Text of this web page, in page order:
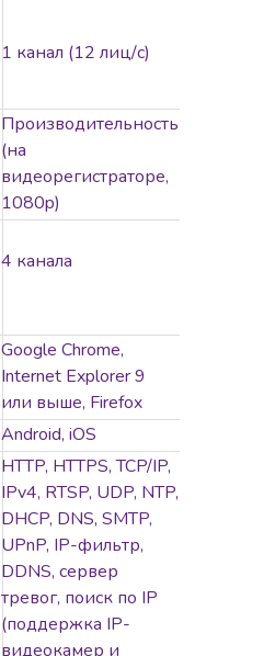
1 канал (12 лиц/с)
Производительность
(на
видеорегистраторе,
1080p)
4 канала
Google Chrome,
Internet Explorer 9
или выше, Firefox
Android, iOS
HTTP, HTTPS, TCP/IP,
IPv4, RTSP, UDP, NTP,
DHCP, DNS, SMTP,
UPnP, IP-фильтр,
DDNS, сервер
тревог, поиск по IP
(поддержка IP-
видеокамер и